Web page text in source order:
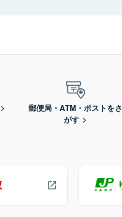
郵便局・ATM・ポストをさ
がす